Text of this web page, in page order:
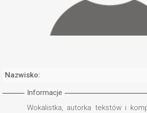
Nazwisko:
Informacje
Wokalistka, autorka tekstów i